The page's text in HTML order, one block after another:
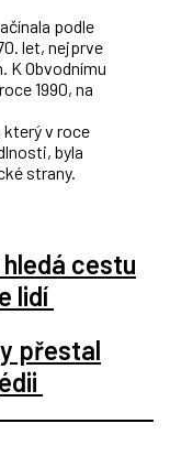
podle
let, nejprve
K Obvodnímu
1990, na
v roce
byla
strany.
hledá cestu
lidí
přestal